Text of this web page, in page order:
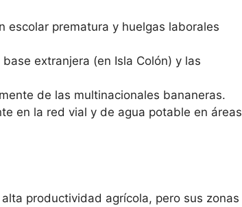
escolar prematura y huelgas laborales
extranjera (en Isla Colón) y las
de las multinacionales bananeras.
en la red vial y de agua potable en áreas
productividad agrícola, pero sus zonas